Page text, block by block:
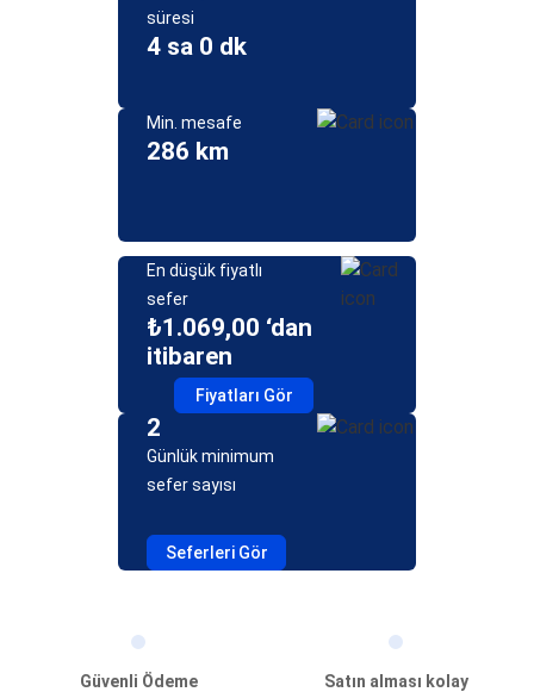
süresi
4 sa 0 dk
Min. mesafe
286 km
En düşük fiyatlı
sefer
₺1.069,00 ‘dan
itibaren
Fiyatları Gör
2
Günlük minimum
sefer sayısı
Seferleri Gör
Güvenli Ödeme
Satın alması kolay